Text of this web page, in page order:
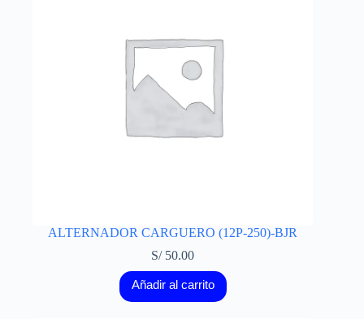
ALTERNADOR CARGUERO (12P-250)-BJR
S/50.00
Añadir al carrito